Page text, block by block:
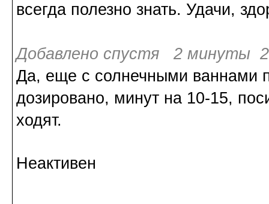
всегда полезно знать. Удачи,
Добавлено спустя 2 минуты
Да, еще с солнечными ваннами
дозировано, минут на 10-15,
ходят.
Неактивен